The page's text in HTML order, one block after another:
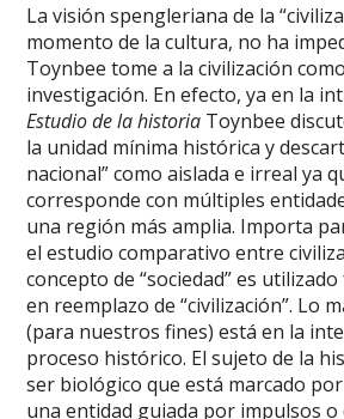
La visión spengleriana de la
momento de la cultura, no ha
Toynbee tome a la civilización
investigación. En efecto, ya en la
Estudio de la historia Toynbee
la unidad mínima histórica y
nacional” como aislada e irreal ya
corresponde con múltiples
una región más amplia. Importa
el estudio comparativo entre
concepto de “sociedad” es
en reemplazo de “civilización”. Lo
(para nuestros fines) está en la
proceso histórico. El sujeto de la
ser biológico que está marcado
una entidad guiada por impulsos